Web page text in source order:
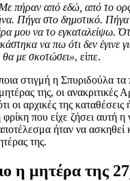
πήραν από εδώ, από το
Πήγα στο δημοτικό. Πήγα
μου να το εγκαταλείψω.
να πω ότι δεν έγινε
θα με σκοτώσει», είπε.
στιγμή η Σπυριδούλα
της, οι ανακριτικές
οι αρχικές της καταθέσεις
φρίκη που είχε ζήσει αυτή
ήταν να ασκηθεί
της.
η μητέρα της